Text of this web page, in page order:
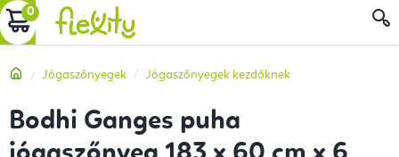
Ugrás
a
tartalomhoz
KOSÁR
Kezdőlap
Jógaszőnyegek Jógaszőnyegek kezdőknek
Bodhi Ganges puha